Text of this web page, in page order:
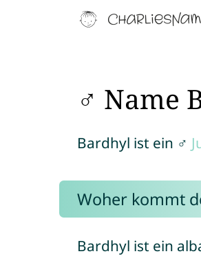
♂ Name
Bardhyl ist ein ♂
Woher kommt
Bardhyl ist ein